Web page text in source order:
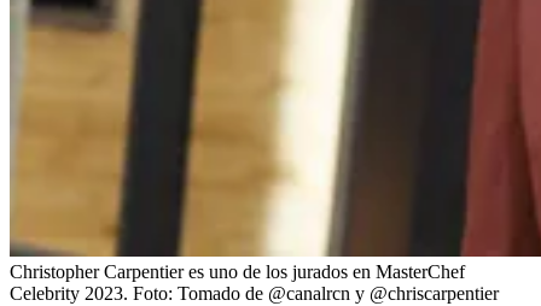
Christopher Carpentier es uno de los jurados en MasterChef
Celebrity 2023. Foto: Tomado de @canalrcn y @chriscarpentier